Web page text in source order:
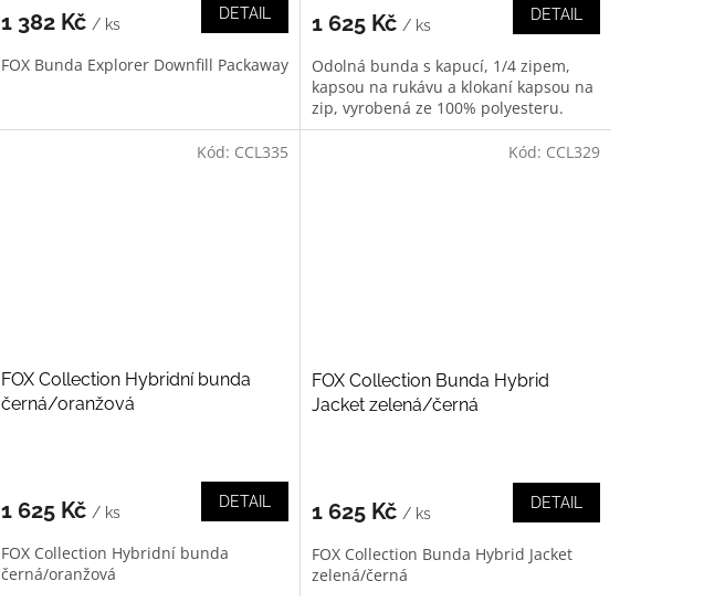
1 382 Kč / ks
DETAIL
FOX Bunda Explorer Downfill Packaway
1 625 Kč / ks
DETAIL
Odolná bunda s kapucí, 1/4 zipem,
kapsou na rukávu a klokaní kapsou na
zip, vyrobená ze 100% polyesteru.
FOX Collection Hybridní bunda
černá/oranžová
1 625 Kč / ks
DETAIL
FOX Collection Hybridní bunda
černá/oranžová
Kód: CCL335
FOX Collection Bunda Hybrid
Jacket zelená/černá
1 625 Kč / ks
DETAIL
FOX Collection Bunda Hybrid Jacket
zelená/černá
Kód: CCL329